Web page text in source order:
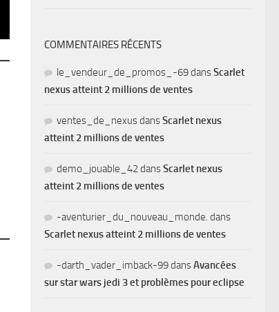
COMMENTAIRES RÉCENTS
le_vendeur_de_promos_-69dansScarlet
nexus atteint 2 millions de ventes
ventes_de_nexusdansScarlet nexus
atteint 2 millions de ventes
demo_jouable_42dansScarlet nexus
atteint 2 millions de ventes
-aventurier_du_nouveau_monde. dans
Scarlet nexus atteint 2 millions de ventes
-darth_vader_imback-99dansAvancées
sur star wars jedi 3 et problèmes pour eclipse